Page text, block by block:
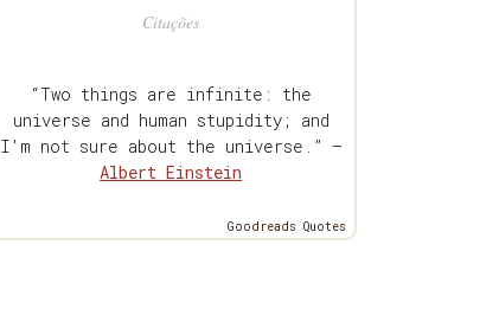
Citações
“Two things are infinite: the
universe and human stupidity; and
I'm not sure about the universe.” —
Albert Einstein
Goodreads Quotes